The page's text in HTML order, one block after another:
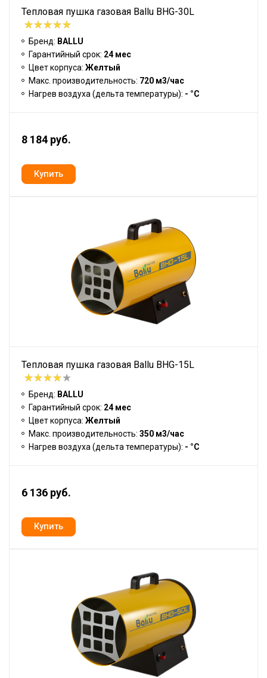
Тепловая пушка газовая Ballu BHG-30L
Бренд: BALLU
Гарантийный срок: 24 мес
Цвет корпуса: Желтый
Макс. производительность: 720 м3/час
Нагрев воздуха (дельта температуры): - °С
8 184 руб.
Тепловая пушка газовая Ballu BHG-15L
Бренд: BALLU
Гарантийный срок: 24 мес
Цвет корпуса: Желтый
Макс. производительность: 350 м3/час
Нагрев воздуха (дельта температуры): - °С
6 136 руб.